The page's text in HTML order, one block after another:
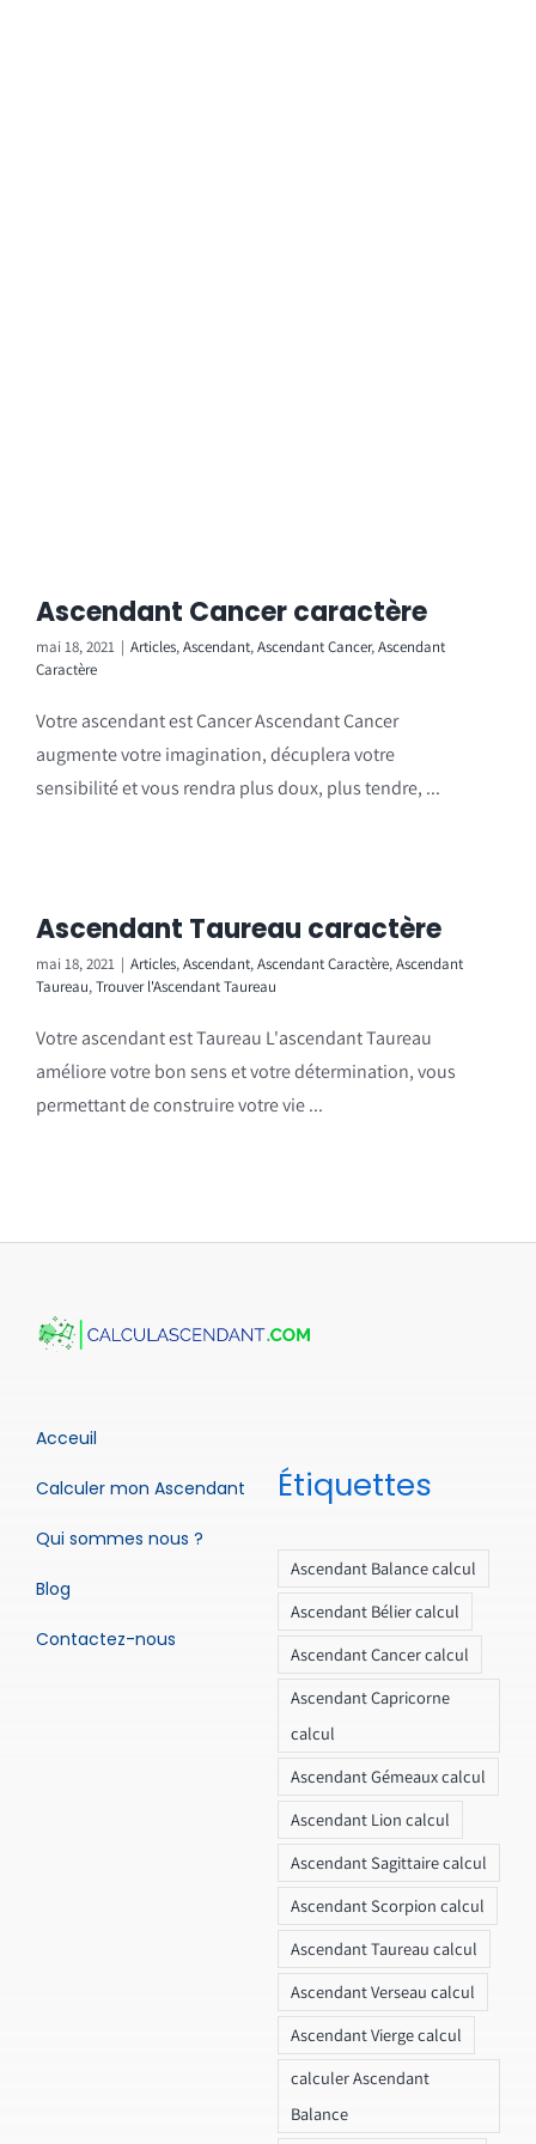
Ascendant Cancer caractère
mai 18, 2021 | Articles,Ascendant,Ascendant Cancer,Ascendant
Caractère
Votre ascendant est Cancer Ascendant Cancer
augmente votre imagination, décuplera votre
sensibilité et vous rendra plus doux, plus tendre, ...
Ascendant Taureau caractère
mai 18, 2021 | Articles,Ascendant,Ascendant Caractère,Ascendant
Taureau,Trouver l'Ascendant Taureau
Votre ascendant est Taureau L'ascendant Taureau
améliore votre bon sens et votre détermination, vous
permettant de construire votre vie ...
Acceuil
Calculer mon Ascendant
Qui sommes nous ?
Blog
Contactez-nous
Étiquettes
Ascendant Balance calcul
Ascendant Bélier calcul
Ascendant Cancer calcul
Ascendant Capricorne
calcul
Ascendant Gémeaux calcul
Ascendant Lion calcul
Ascendant Sagittaire calcul
Ascendant Scorpion calcul
Ascendant Taureau calcul
Ascendant Verseau calcul
Ascendant Vierge calcul
calculer Ascendant
Balance